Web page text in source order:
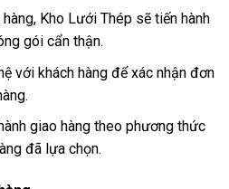
Kho Lưới Thép sẽ tiến hành
gói cẩn thận.
với khách hàng để xác nhận đơn
giao hàng theo phương thức
đã lựa chọn.